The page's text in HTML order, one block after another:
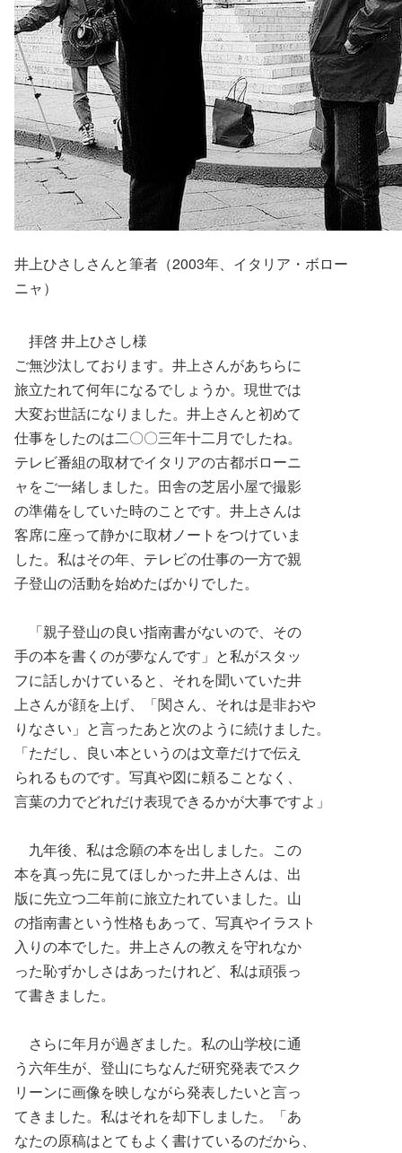
井上ひさしさんと筆者（2003年、イタリア・ボロー
ニャ）
拝啓 井上ひさし様
ご無沙汰しております。井上さんがあちらに
旅立たれて何年になるでしょうか。現世では
大変お世話になりました。井上さんと初めて
仕事をしたのは二〇〇三年十二月でしたね。
テレビ番組の取材でイタリアの古都ボローニ
ャをご一緒しました。田舎の芝居小屋で撮影
の準備をしていた時のことです。井上さんは
客席に座って静かに取材ノートをつけていま
した。私はその年、テレビの仕事の一方で親
子登山の活動を始めたばかりでした。
「親子登山の良い指南書がないので、その
手の本を書くのが夢なんです」と私がスタッ
フに話しかけていると、それを聞いていた井
上さんが顔を上げ、「関さん、それは是非おや
りなさい」と言ったあと次のように続けました。
「ただし、良い本というのは文章だけで伝え
られるものです。写真や図に頼ることなく、
言葉の力でどれだけ表現できるかが大事ですよ」
九年後、私は念願の本を出しました。この
本を真っ先に見てほしかった井上さんは、出
版に先立つ二年前に旅立たれていました。山
の指南書という性格もあって、写真やイラスト
入りの本でした。井上さんの教えを守れなか
った恥ずかしさはあったけれど、私は頑張っ
て書きました。
さらに年月が過ぎました。私の山学校に通
う六年生が、登山にちなんだ研究発表でスク
リーンに画像を映しながら発表したいと言っ
てきました。私はそれを却下しました。「あ
なたの原稿はとてもよく書けているのだから、